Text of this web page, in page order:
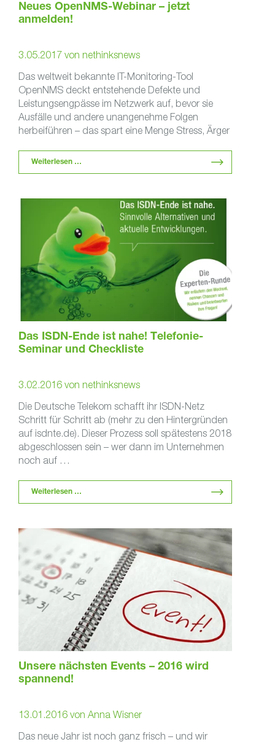
Neues OpenNMS-Webinar – jetzt
anmelden!
3.05.2017 von nethinksnews
Das weltweit bekannte IT-Monitoring-Tool
OpenNMS deckt entstehende Defekte und
Leistungsengpässe im Netzwerk auf, bevor sie
Ausfälle und andere unangenehme Folgen
herbeiführen – das spart eine Menge Stress, Ärger
Weiterlesen …
Das ISDN-Ende ist nahe! Telefonie-
Seminar und Checkliste
3.02.2016 von nethinksnews
Die Deutsche Telekom schafft ihr ISDN-Netz
Schritt für Schritt ab (mehr zu den Hintergründen
auf isdnte.de). Dieser Prozess soll spätestens 2018
abgeschlossen sein – wer dann im Unternehmen
noch auf …
Weiterlesen …
Unsere nächsten Events – 2016 wird
spannend!
13.01.2016 von Anna Wisner
Das neue Jahr ist noch ganz frisch – und wir